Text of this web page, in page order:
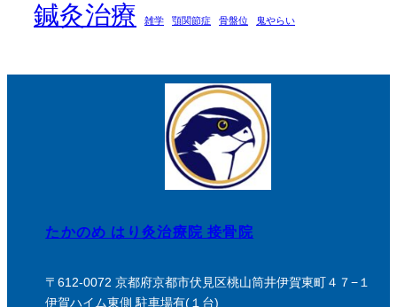
鍼灸治療 雑学 顎関節症 骨盤位 鬼やらい
たかのめ はり灸治療院 接骨院
〒612-0072 京都府京都市伏見区桃山筒井伊賀東町４７−１
伊賀ハイム東側 駐車場有(１台)